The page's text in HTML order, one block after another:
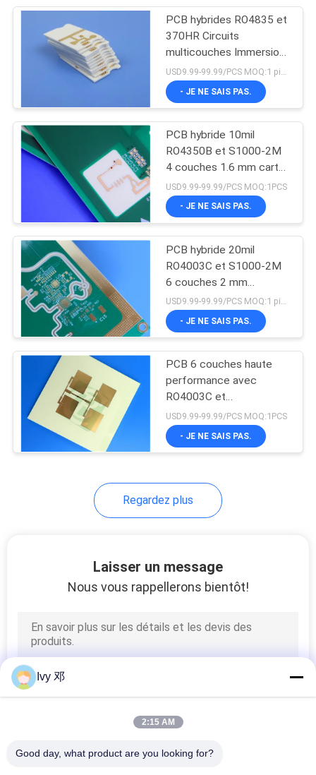
POLITIQUE
CONFIDENTIALITÉ
PCB multicouche
65
PCB hybrides
37
Panneau de carte
PCB de HDI
Carte PCB à grande
FR 4 Plaque de PCB
PCB hybrides RO4835 et
370HR Circuits
multicouches Immersion
or
- JE NE SAIS PAS.
PCB hybride 10mil
RO4350B et S1000-2M
4 couches 1.6 mm carte
d'impédance
USD9.99-99.99/PCS MOQ:1PCS
- JE NE SAIS PAS.
PCB hybride 20mil
RO4003C et S1000-2M
6 couches 2 mm
d'épaisseur
USD9.99-99.99/PCS MOQ:1 pièces
- JE NE SAIS PAS.
PCB 6 couches haute
performance avec
RO4003C et
construction hybride FR-
4
USD9.99-99.99/PCS MOQ:1PCS
- JE NE SAIS PAS.
Regardez plus
Laisser un message
Nous vous rappellerons bientôt!
Ivy 邓
2:15 AM
Good day, what product are you looking for?